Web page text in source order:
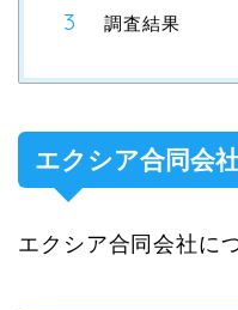
調査結果
エクシア合同会
エクシア合同会社に